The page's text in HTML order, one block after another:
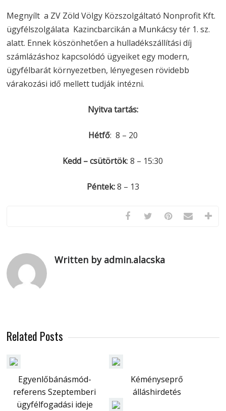
Megnyílt a ZV Zöld Völgy Közszolgáltató Nonprofit Kft.
ügyfélszolgálata Kazincbarcikán a Munkácsy tér 1. sz.
alatt. Ennek köszönhetően a hulladékszállítási díj
számlázáshoz kapcsolódó ügyeiket egy modern,
ügyfélbarát környezetben, lényegesen rövidebb
várakozási idő mellett tudják intézni.
Nyitva tartás:
Hétfő: 8 – 20
Kedd – csütörtök: 8 – 15:30
Péntek:8 – 13
Written by admin.alacska
Related Posts
Egyenlőbánásmód-
referens Szeptemberi
ügyfélfogadási ideje
Kéményseprő
álláshirdetés